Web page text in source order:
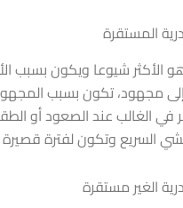
المستقرة
الأكثر شيوعا ويكون بسبب
إلى مجهود، تكون بسبب
في الغالب عند الصعود أو
السريع وتكون لفترة
الغير مستقرة